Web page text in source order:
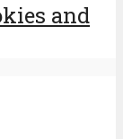
and